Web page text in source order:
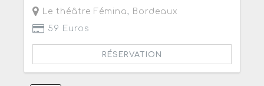
Le théâtre Fémina, Bordeaux
59 Euros
RÉSERVATION